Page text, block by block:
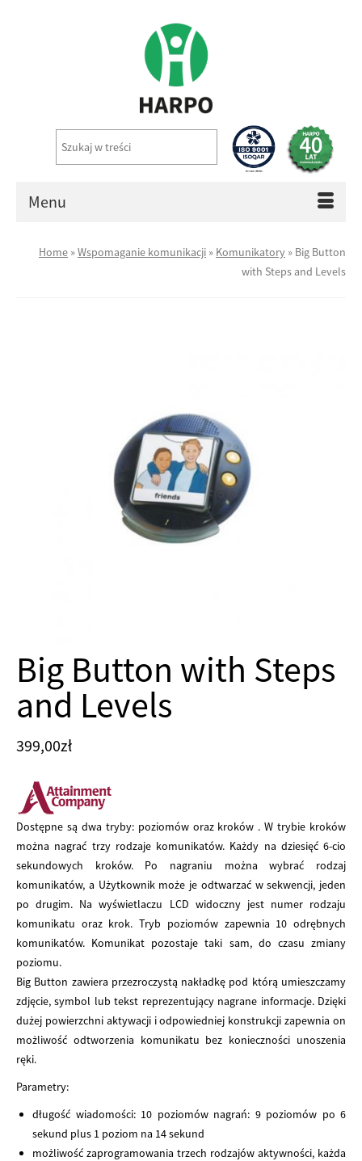
Menu
Home »Wspomaganie komunikacji » Komunikatory » Big Button
with Steps and Levels
Big Button with Steps
and Levels
399,00zł
Dostępne są dwa tryby: poziomów oraz kroków . W trybie kroków
można nagrać trzy rodzaje komunikatów. Każdy na dziesięć 6-cio
sekundowych kroków. Po nagraniu można wybrać rodzaj
komunikatów, a Użytkownik może je odtwarzać w sekwencji, jeden
po drugim. Na wyświetlaczu LCD widoczny jest numer rodzaju
komunikatu oraz krok. Tryb poziomów zapewnia 10 odrębnych
komunikatów. Komunikat pozostaje taki sam, do czasu zmiany
poziomu.
Big Button zawiera przezroczystą nakładkę pod którą umieszczamy
zdjęcie, symbol lub tekst reprezentujący nagrane informacje. Dzięki
dużej powierzchni aktywacji i odpowiedniej konstrukcji zapewnia on
możliwość odtworzenia komunikatu bez konieczności unoszenia
ręki.
Parametry:
długość wiadomości: 10 poziomów nagrań: 9 poziomów po 6
sekund plus 1 poziom na 14 sekund
możliwość zaprogramowania trzech rodzajów aktywności, każda